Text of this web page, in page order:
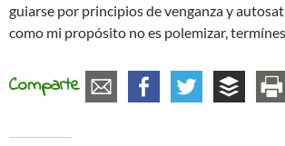
guiarse por principios de venganza y
como mi propósito no es polemizar,
Comparte